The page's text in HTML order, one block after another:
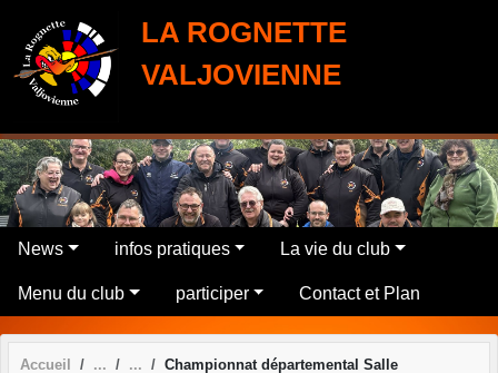
LA ROGNETTE
VALJOVIENNE
News infos pratiques La vie du club
Menu du club participer Contact et Plan
Accueil Championnat départemental Salle